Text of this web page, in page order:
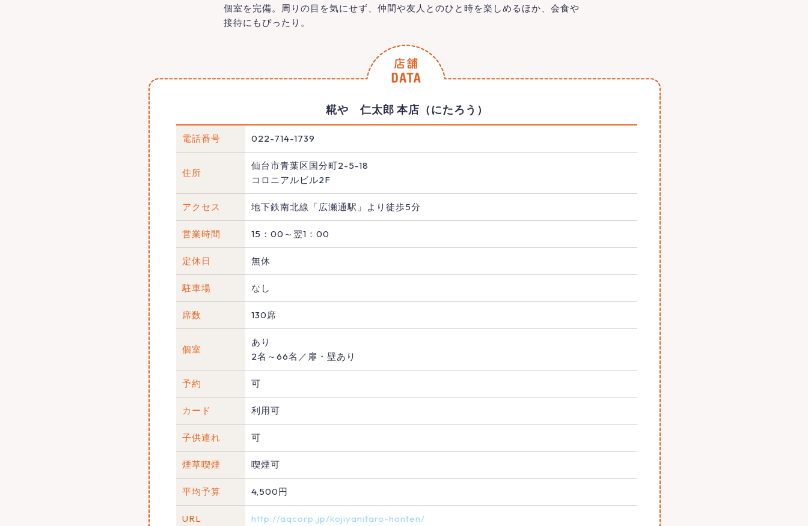
個室を完備。周りの目を気にせず、仲間や友人とのひと時を楽しめるほか、会食や
接待にもぴったり。
糀や 仁太郎 本店（にたろう）
電話番号 022-714-1739
住所
仙台市青葉区国分町2-5-18
コロニアルビル2F
アクセス 地下鉄南北線「広瀬通駅」より徒歩5分
営業時間 15：00～翌1：00
定休日 無休
駐車場 なし
席数 130席
個室
あり
2名～66名／扉・壁あり
予約 可
カード 利用可
子供連れ 可
煙草喫煙 喫煙可
平均予算 4,500円
URL http://aqcorp.jp/kojiyanitaro-honten/